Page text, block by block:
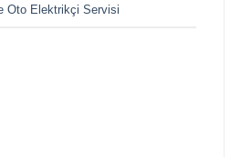
Oto Elektrikçi Servisi